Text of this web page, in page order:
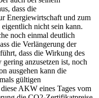
dass die
Energiewirtschaft und zum
nicht sein kann.
noch einmal deutlich
die Verlängerung der
dass die Wirkung des
anzusetzen ist, noch
ausgehen kann die
gültigen
AKW eines Tages vom